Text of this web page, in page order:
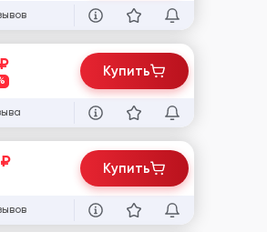
₽ Купить
₽ Купить